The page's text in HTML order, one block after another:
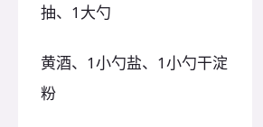
抽、1大勺
黄酒、1小勺盐、1小勺干淀
粉